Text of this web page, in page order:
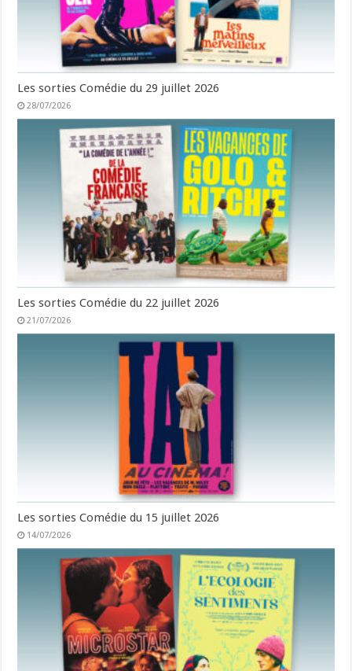
Les sorties Comédie du 29 juillet 2026
28/07/2026
Les sorties Comédie du 22 juillet 2026
21/07/2026
Les sorties Comédie du 15 juillet 2026
14/07/2026